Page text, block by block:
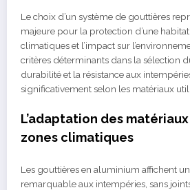
Le choix d’un système de gouttières
majeure pour la protection d’une
climatiques et l’impact sur
critères déterminants dans la sélection
durabilité et la résistance aux
significativement selon les matériaux
L’adaptation des
zones climatiques
Les gouttières en aluminium affichent
remarquable aux intempéries, sans